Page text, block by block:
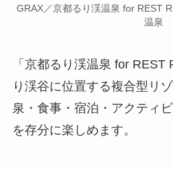
GRAX／京都るり渓温泉 for REST
温泉
「京都るり渓温泉 for
り渓谷に位置する複合型リ
泉・食事・宿泊・アクティ
を存分に楽しめます。